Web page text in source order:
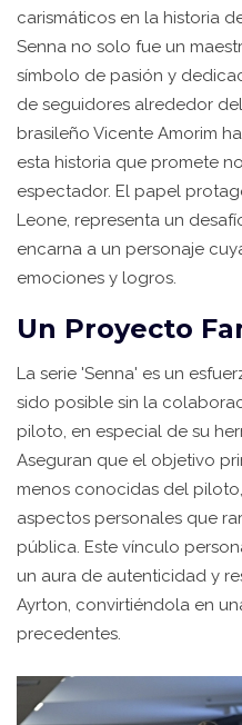
carismáticos en la historia
Senna no solo fue un
símbolo de pasión y
de seguidores alrededor
brasileño Vicente Amorim
esta historia que promete
espectador. El papel
Leone, representa un
encarna a un personaje
emociones y logros.
Un Proyecto
La serie 'Senna' es un
sido posible sin la
piloto, en especial de su
Aseguran que el objetivo
menos conocidas del
aspectos personales que
pública. Este vínculo
un aura de autenticidad y
Ayrton, convirtiéndola en
precedentes.